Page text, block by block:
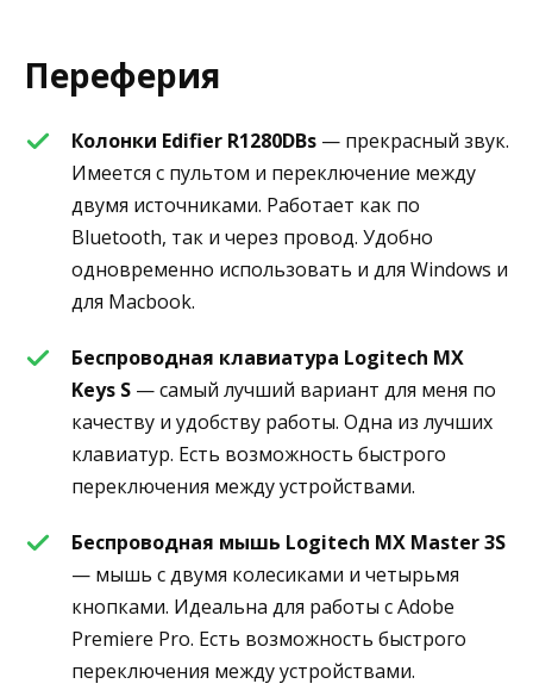
Переферия
Колонки Edifier R1280DBs — прекрасный звук.
Имеется с пультом и переключение между
двумя источниками. Работает как по
Bluetooth, так и через провод. Удобно
одновременно использовать и для Windows и
для Macbook.
Беспроводная клавиатура Logitech MX
Keys S — самый лучший вариант для меня по
качеству и удобству работы. Одна из лучших
клавиатур. Есть возможность быстрого
переключения между устройствами.
Беспроводная мышь Logitech MX Master 3S
— мышь с двумя колесиками и четырьмя
кнопками. Идеальна для работы с Adobe
Premiere Pro. Есть возможность быстрого
переключения между устройствами.